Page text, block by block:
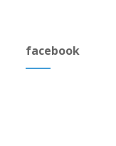
facebook